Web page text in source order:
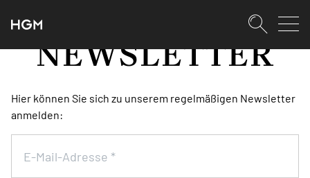
SKIPLINKS
NEWSLETTER
Hier können Sie sich zu unserem regelmäßigen Newsletter
anmelden:
E-Mail-Adresse *